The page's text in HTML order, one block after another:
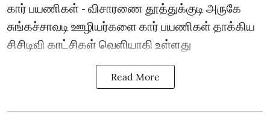
கார் பயணிகள் - விசாரணை தூத்துக்குடி அருகே
சுங்கச்சாவடி ஊழியர்களை கார் பயணிகள் தாக்கிய
சிசிடிவி காட்சிகள் வெளியாகி உள்ளது
Read More